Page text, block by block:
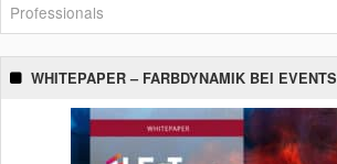
Professionals
WHITEPAPER – FARBDYNAMIK BEI EVENTS